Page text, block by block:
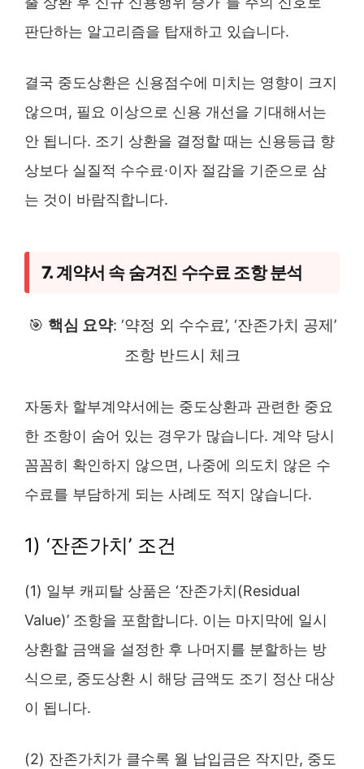
판단하는 알고리즘을 탑재하고 있습니다.
결국 중도상환은 신용점수에 미치는 영향이 크지
않으며, 필요 이상으로 신용 개선을 기대해서는
안 됩니다. 조기 상환을 결정할 때는 신용등급 향
상보다 실질적 수수료·이자 절감을 기준으로 삼
는 것이 바람직합니다.
7. 계약서 속 숨겨진 수수료 조항 분석
🎯 핵심 요약: ‘약정 외 수수료’, ‘잔존가치 공제’
조항 반드시 체크
자동차 할부계약서에는 중도상환과 관련한 중요
한 조항이 숨어 있는 경우가 많습니다. 계약 당시
꼼꼼히 확인하지 않으면, 나중에 의도치 않은 수
수료를 부담하게 되는 사례도 적지 않습니다.
1) ‘잔존가치’ 조건
(1) 일부 캐피탈 상품은 ‘잔존가치(Residual
Value)’ 조항을 포함합니다. 이는 마지막에 일시
상환할 금액을 설정한 후 나머지를 분할하는 방
식으로, 중도상환 시 해당 금액도 조기 정산 대상
이 됩니다.
(2) 잔존가치가 클수록 월 납입금은 작지만, 중도